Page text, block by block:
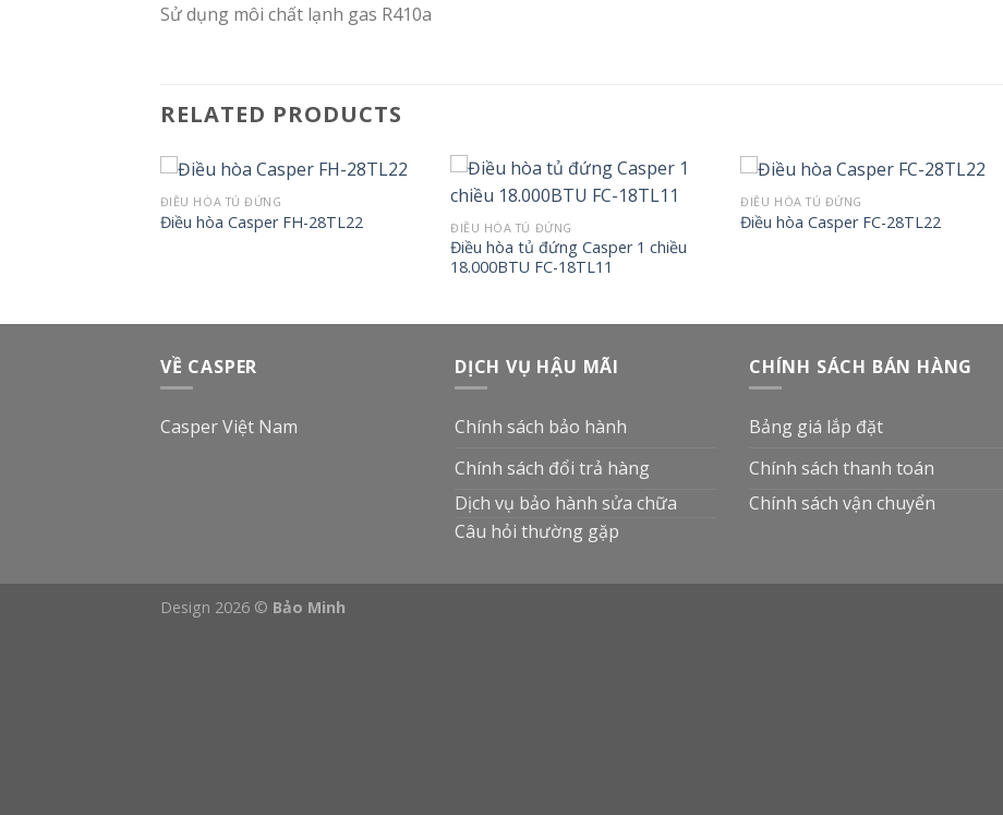
Sử dụng môi chất lạnh gas R410a
RELATED PRODUCTS
ĐIỀU HÒA TỦ ĐỨNG
Điều hòa Casper FH-28TL22 ĐIỀU HÒA TỦ ĐỨNG
Điều hòa tủ đứng Casper 1 chiều
18.000BTU FC-18TL11
ĐIỀU HÒA TỦ ĐỨNG
Điều hòa Casper FC-28TL22
VỀ CASPER
Casper Việt Nam
DỊCH VỤ HẬU MÃI
Chính sách bảo hành
Chính sách đổi trả hàng
Dịch vụ bảo hành sửa chữa
Câu hỏi thường gặp
CHÍNH SÁCH BÁN HÀNG
Bảng giá lắp đặt
Chính sách thanh toán
Chính sách vận chuyển
Design 2026 © Bảo Minh